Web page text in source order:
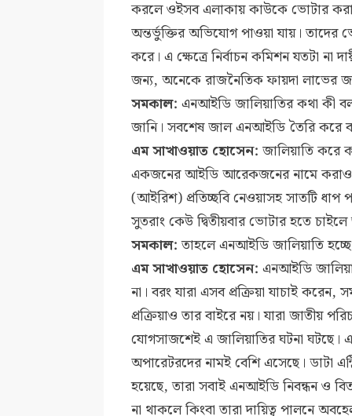
করলে ওইসব এলাকায় কাউকে ভোটার করা
অন্তর্ভুক্তির অভিযোগ পাওয়া যায়। তাদের
করে। এ ক্ষেত্রে নির্বাচন কমিশন যতটা না
জন্য, অনেকে রাজনৈতিক ফায়দা লাভের
সমকাল: এনআইডি জালিয়াতির কথা কী
জানি। সবশেষ জাল এনআইডি তৈরি করে
এম সাখাওয়াত হোসেন:জালিয়াতি করে
একজনের আইডি আরেকজনের নামে
(আইরিশ) প্রতিচ্ছবি নেওয়াসহ সাতটি
সুতরাং কেউ দ্বিতীয়বার ভোটার হতে
সমকাল:তাহলে এনআইডি জালিয়াতি
এম সাখাওয়াত হোসেন: এনআইডি
না। বরং যারা এসব প্রক্রিয়া যাচাই
প্রক্রিয়াও তার বাইরে নয়। যারা জাতীয়
যোগসাজশেই এ জালিয়াতির ঘটনা ঘটছে।
অপারেটরদের নামই বেশি এসেছে। ডাটা
হয়েছে, তারা সবাই এনআইডি নিবন্ধন ও
না থাকলে কিংবা তারা দায়িত্ব পালনে